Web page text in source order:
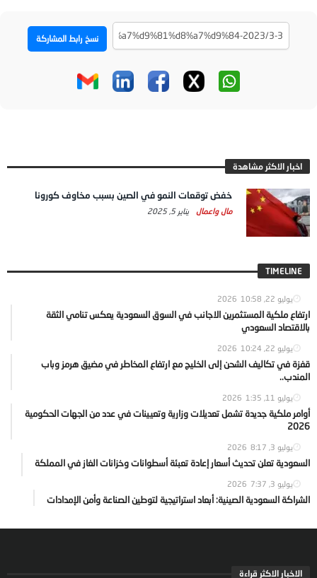
نسخ رابط المشاركة
اخبار الاكثر مشاهدة
خفض توقعات النمو في الصين بسبب مخاوف كورونا
مال واعمال يناير 5, 2025
TIMELINE
يوليو 22, 2026 10:58
ارتفاع ملكية المستثمرين الاجانب في السوق السعودية يعكس تنامي الثقة
بالاقتصاد السعودي
يوليو 22, 2026 10:24
قفزة في تكاليف الشحن إلى الخليج مع ارتفاع المخاطر في مضيق هرمز وباب
المندب..
يوليو 11, 2026 1:35
أوامر ملكية جديدة تشمل تعديلات وزارية وتعيينات في عدد من الجهات الحكومية
2026
يوليو 3, 2026 8:17
السعودية تعلن تحديث أسعار إعادة تعبئة أسطوانات وخزانات الغاز في المملكة
يوليو 3, 2026 7:37
الشراكة السعودية الصينية: أبعاد استراتيجية لتوطين الصناعة وأمن الإمدادات
الاخبار الاكثر قراءة